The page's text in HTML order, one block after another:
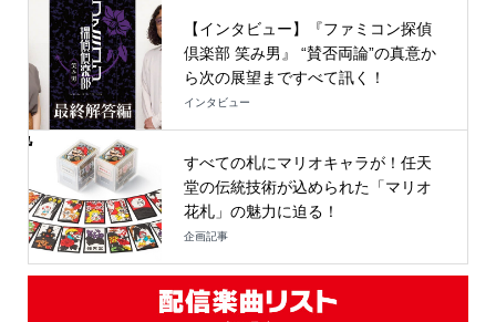
【インタビュー】『ファミコン探偵
倶楽部 笑み男』 “賛否両論”の真意か
ら次の展望まですべて訊く！
インタビュー
すべての札にマリオキャラが！任天
堂の伝統技術が込められた「マリオ
花札」の魅力に迫る！
企画記事